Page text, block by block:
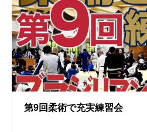
第9回柔術で充実練習会